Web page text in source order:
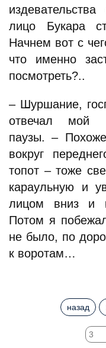
лицо Букара
Начнем вот с
что именно
посмотреть?..
– Шуршание,
отвечал мой
паузы. –
вокруг
топот – тоже
караульную и
лицом вниз и
Потом я
не было, по
к воротам…
назад